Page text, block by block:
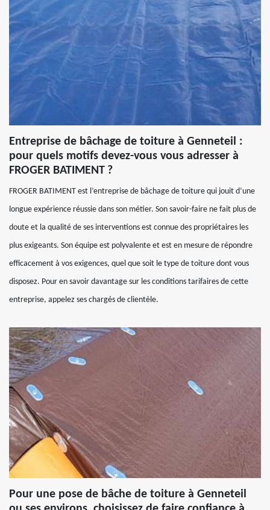
Entreprise de bâchage de toiture à Genneteil :
pour quels motifs devez-vous vous adresser à
FROGER BATIMENT ?
FROGER BATIMENT est l’entreprise de bâchage de toiture qui jouit d’une
longue expérience réussie dans son métier. Son savoir-faire ne fait plus de
doute et la qualité de ses interventions est connue des propriétaires les
plus exigeants. Son équipe est polyvalente et est en mesure de répondre
efficacement à vos exigences, quel que soit le type de toiture dont vous
disposez. Pour en savoir davantage sur les conditions tarifaires de cette
entreprise, appelez ses chargés de clientèle.
Pour une pose de bâche de toiture à Genneteil